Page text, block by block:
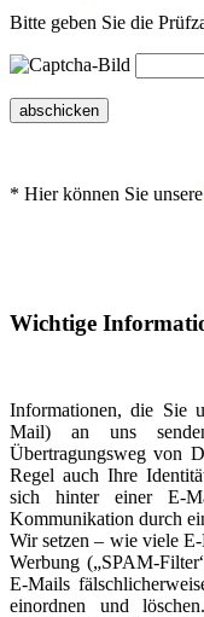
Bitte geben Sie die
abschicken
* Hier können Sie unsere
Wichtige
Informationen, die Sie
Mail) an uns
Übertragungsweg von
Regel auch Ihre
sich hinter einer E-
Kommunikation durch
Wir setzen – wie viele
Werbung („SPAM-
E-Mails
einordnen und